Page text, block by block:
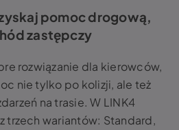
pomoc drogową,
zastępczy
rozwiązanie dla kierowców,
nie tylko po kolizji, ale też
na trasie. W LINK4
trzech wariantów: Standard,